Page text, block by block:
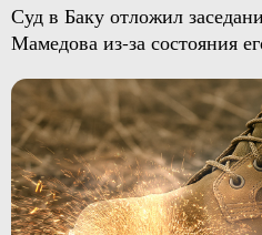
Суд в Баку отложил
Мамедова из-за состояния